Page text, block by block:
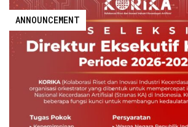
ANNOUNCEMENT